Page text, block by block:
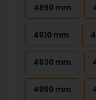
4890 mm
4910 mm
4930 mm
4950 mm